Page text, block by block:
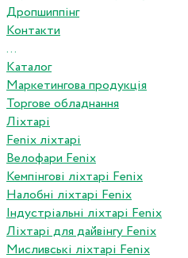
Дропшиппінг
Контакти
...
Каталог
Маркетингова продукція
Торгове обладнання
Ліхтарі
Fenix ліхтарі
Велофари Fenix
Кемпінгові ліхтарі Fenix
Налобні ліхтарі Fenix
Індустріальні ліхтарі Fenix
Ліхтарі для дайвінгу Fenix
Мисливські ліхтарі Fenix